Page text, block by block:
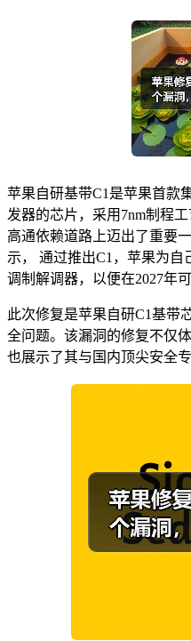
苹果自研基带C1是苹果首款
发器的芯片，采用7nm制程
高通依赖道路上迈出了重要
示， 通过推出C1，苹果为自
调制解调器，以便在2027年
此次修复是苹果自研C1基带
全问题。该漏洞的修复不仅
也展示了其与国内顶尖安全